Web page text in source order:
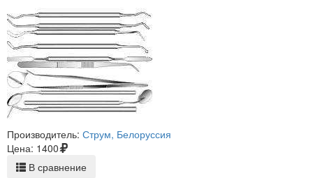
Производитель: Струм, Белоруссия
Цена: 1400
В сравнение